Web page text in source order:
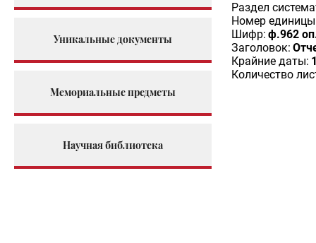
Уникальные документы
Мемориальные предметы
Научная библиотека
Раздел
Номер единицы
Шифр: ф.962
Заголовок:
Крайние даты:
Количество